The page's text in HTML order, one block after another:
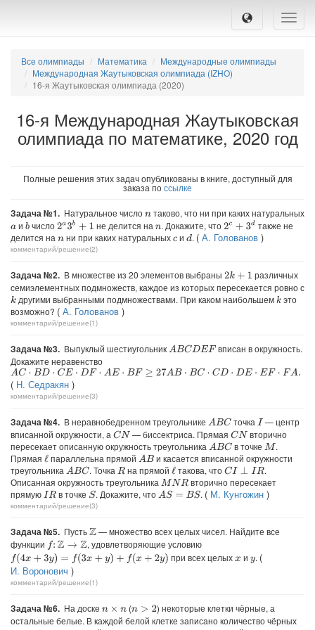
Toggle
Все олимпиады Математика
Международные олимпиады
Международная Жаутыковская олимпиада (IZHO)
16-я Жаутыковская олимпиада (2020)
16-я Международная Жаутыковская
олимпиада по математике, 2020 год
Полные решения этих задач опубликованы в книге, доступный для
заказа поссылке
Задача №1. Натуральное числоnтаково, что ни при каких натуральных
aи bчисло2a3b +1 не делится на n. Докажите, что2c +3d
также не
делится на nни при каких натуральныхcиd. ( А. Голованов)
комментарий/решение(2)
Задача №2. В множестве из 20 элементов выбраны 2k+1
различных
семиэлементных подмножеств, каждое из которых пересекается ровно с
kдругими выбранными подмножествами. При каком наибольшемk это
возможно? ( А. Голованов )
комментарий/решение(1)
Задача №3. Выпуклый шестиугольникABCDEF
вписан в окружность.
Докажите неравенство
AC⋅B D⋅CE ⋅ DF⋅A E ⋅BF≥ 27AB BC⋅C D⋅ DE⋅EF⋅F A.
( Н. Седракян )
комментарий/решение(3)
Задача №4. В неравнобедренном треугольнике ABC точка I — центр
вписанной окружности, а CN — биссектриса. ПрямаяCN вторично
пересекает описанную окружность треугольника ABC в точке M .
Прямая ℓ параллельна прямой AB и касается вписанной окружности
треугольника ABC . Точка R на прямойℓ такова, чтоCI⊥ IR
.
Описанная окружность треугольника MNR
вторично пересекает
прямуюIR в точке S. Докажите, чтоAS= BS . ( М. Кунгожин )
комментарий/решение(3)
Задача №5. ПустьZ— множество всех целых чисел. Найдите все
функции f:Z → Z
, удовлетворяющие условию
f(4x+3y) =f(3x +y )+f(x+2y) при всех целыхxи y. (
И. Воронович )
комментарий/решение(1)
Задача №6. На доске n× n (n>2
) некоторые клетки чёрные, а
остальные белые. В каждой белой клетке записано количество чёрных